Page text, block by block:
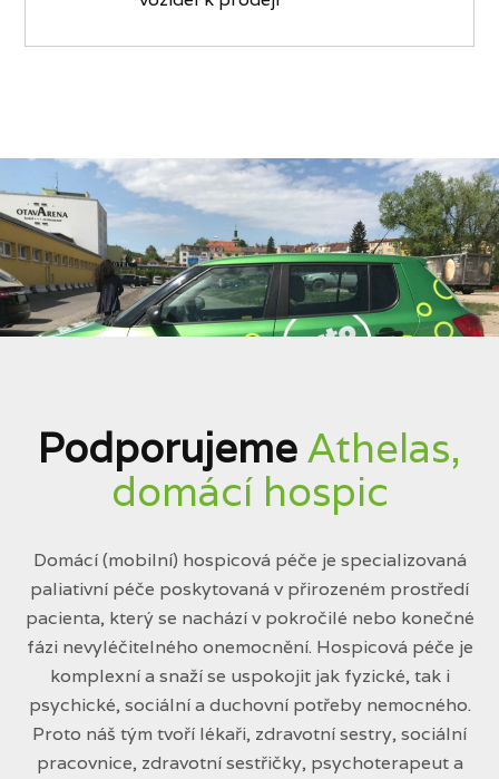
PodporujemeAthelas,
domácí hospic
Domácí (mobilní) hospicová péče je specializovaná
paliativní péče poskytovaná v přirozeném prostředí
pacienta, který se nachází v pokročilé nebo konečné
fázi nevyléčitelného onemocnění. Hospicová péče je
komplexní a snaží se uspokojit jak fyzické, tak i
psychické, sociální a duchovní potřeby nemocného.
Proto náš tým tvoří lékaři, zdravotní sestry, sociální
pracovnice, zdravotní sestřičky, psychoterapeut a